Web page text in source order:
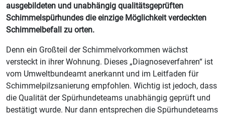
ausgebildeten und unabhängig qualitätsgeprüften
Schimmelspürhundes die einzige Möglichkeit verdeckten
Schimmelbefall zu orten.
Denn ein Großteil der Schimmelvorkommen wächst
versteckt in ihrer Wohnung. Dieses „Diagnoseverfahren“ ist
vom Umweltbundeamt anerkannt und im Leitfaden für
Schimmelpilzsanierung empfohlen. Wichtig ist jedoch, dass
die Qualität der Spürhundeteams unabhängig geprüft und
bestätigt wurde. Nur dann entsprechen die Spürhundeteams